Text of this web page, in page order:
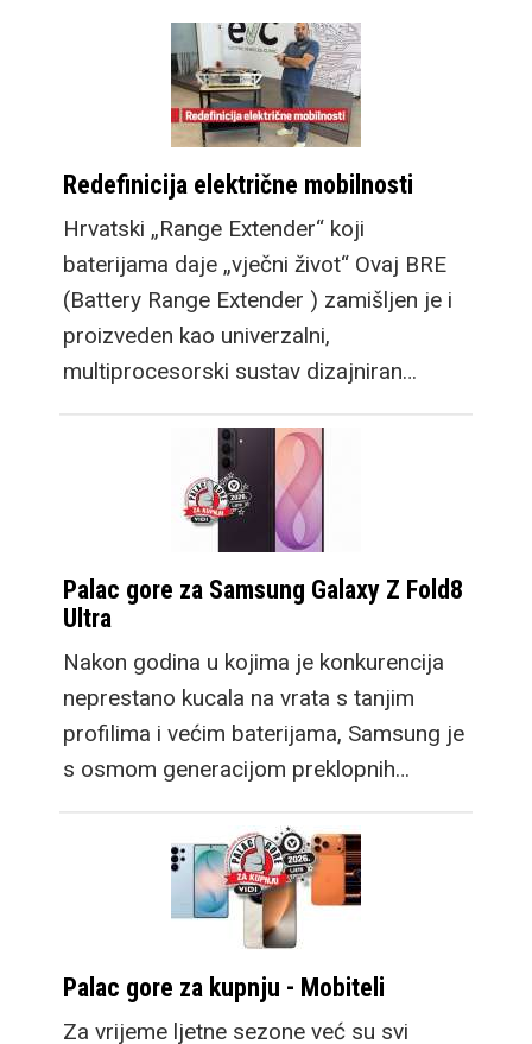
Flip modela, a veći Fold
cilja na multitasking
kojim se oni ne bave.
Tako je došlo do
promjene u lineupu ove
Flip zadržava dizajn po
kojem je postao poznat,
uz niz poboljšanja
kakve već očekujemo
za godišnju
dosadašnji Fold model
postaje Fold Ultra,
također donoseći
nadogradnje, no
zadržavajući
funkcionalnost s
vrhunskim setom
kamera.
Ovdje je sada i treći
model, Galaxy Z Fold8
koji donosi potpuno
Redefinicija električne mobilnosti
Hrvatski „Range Extender“ koji
baterijama daje „vječni život“ Ovaj BRE
(Battery Range Extender ) zamišljen je i
proizveden kao univerzalni,
multiprocesorski sustav dizajniran…
Palac gore za Samsung Galaxy Z Fold8
Ultra
Nakon godina u kojima je konkurencija
neprestano kucala na vrata s tanjim
profilima i većim baterijama, Samsung je
s osmom generacijom preklopnih…
Palac gore za kupnju - Mobiteli
Za vrijeme ljetne sezone već su svi